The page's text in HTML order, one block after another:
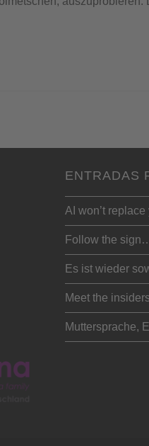
ENTRADAS
AI won’t
Follow the
Es ist wieder
Meet the
Muttersprache,